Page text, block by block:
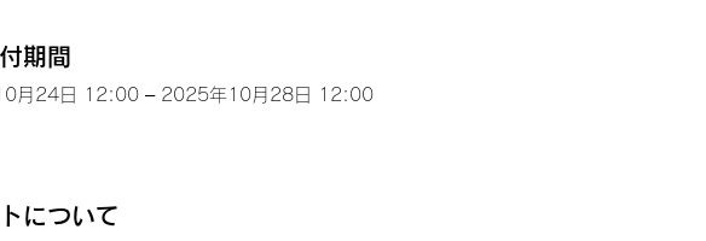
期間
月24日 12:00 – 2025年10月28日 12:00
について